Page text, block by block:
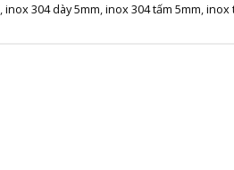
,inox 304 dày 5mm,inox 304 tấm 5mm,inox